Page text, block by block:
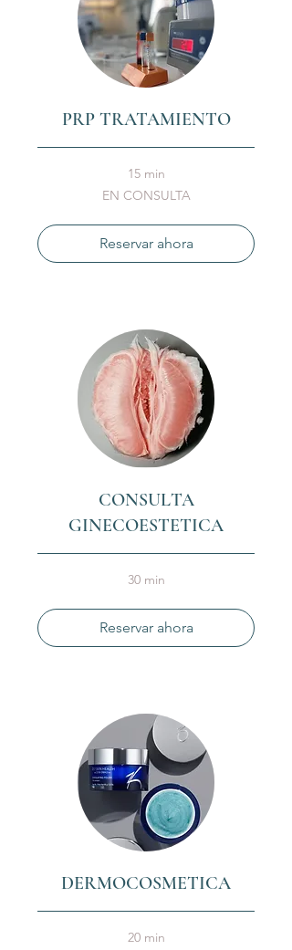
PRP TRATAMIENTO
15 min
EN CONSULTA
Reservar ahora
CONSULTA
GINECOESTETICA
30 min
Reservar ahora
DERMOCOSMETICA
20 min